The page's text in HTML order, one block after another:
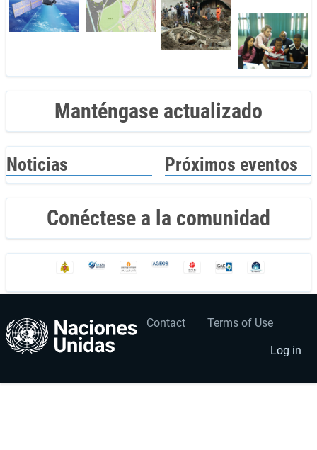
Manténgase actualizado
Noticias Próximos eventos
Conéctese a la comunidad
Footer
Contact Terms of Use
User
account
menu
Log in